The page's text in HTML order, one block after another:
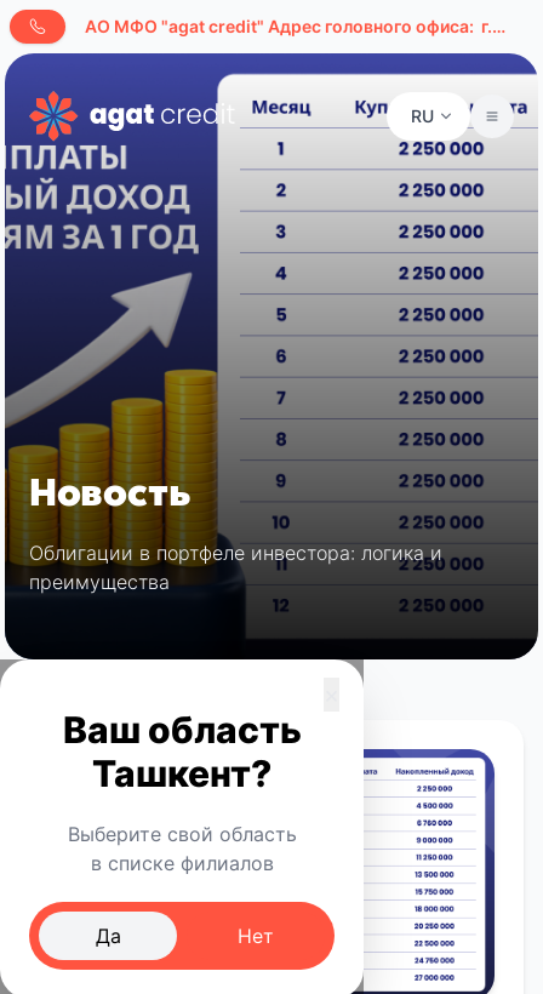
AО МФО "agat credit" Адрес головного офиса: г.Ташкент, ул. Буюк Ипак Йули, д. 127а
RU
Новость
Облигации в портфеле инвестора: логика и
преимущества
Ваш область
Ташкент?
Выберите свой область
в списке филиалов
Да Нет